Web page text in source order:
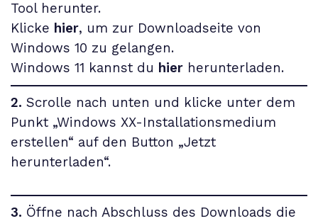
Tool herunter.
Klicke hier, um zur Downloadseite von
Windows 10 zu gelangen.
Windows 11 kannst du hier herunterladen.
2. Scrolle nach unten und klicke unter dem
Punkt „Windows XX-Installationsmedium
erstellen“ auf den Button „Jetzt
herunterladen“.
3. Öffne nach Abschluss des Downloads die